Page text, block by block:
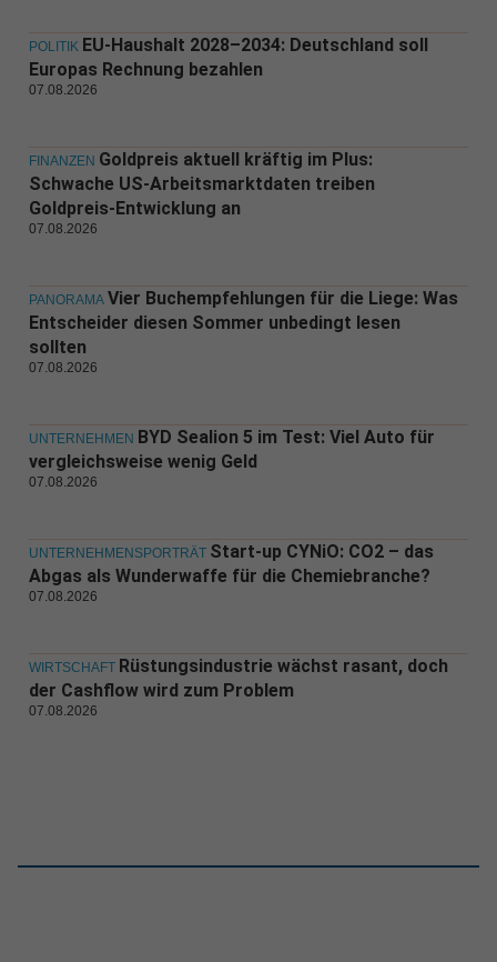
POLITIK EU-Haushalt 2028–2034: Deutschland soll
Europas Rechnung bezahlen
07.08.2026
FINANZEN Goldpreis aktuell kräftig im Plus:
Schwache US-Arbeitsmarktdaten treiben
Goldpreis-Entwicklung an
07.08.2026
PANORAMA Vier Buchempfehlungen für die Liege: Was
Entscheider diesen Sommer unbedingt lesen
sollten
07.08.2026
UNTERNEHMEN BYD Sealion 5 im Test: Viel Auto für
vergleichsweise wenig Geld
07.08.2026
UNTERNEHMENSPORTRÄT Start-up CYNiO: CO2 – das
Abgas als Wunderwaffe für die Chemiebranche?
07.08.2026
WIRTSCHAFT Rüstungsindustrie wächst rasant, doch
der Cashflow wird zum Problem
07.08.2026